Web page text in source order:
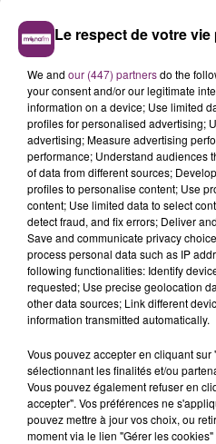
À sa sortie, Nabilla a –
retrouvé Thomas Vergara.
esca­pade en Suisse, en
jeune femme n’a
le terri­toire français. Ils y
comme Nabilla le raconte
flambé 7 000 euros en six
qu’on se fait d’un train de
excep­tion­nel, a juré la
dimanche. Ça coûte cher
Suisse. Mais aujourd’­hui, je
Toute­fois, cela coûte
J’ar­rive à vivre avec 4
ment suffi­sant. Avant, j’en
elle souve­nue. Main­te­nant,
chez le coif­feur me suffit. Je
besoin que de mon homme,
te­ment et de ma famille. »
quoi être à l’abri du besoin…
Le respect de votre
We and our (447) partnersdo the
your consent and/or our legitimate
information on a device; Use limited
profiles for personalised advertising;
advertising; Measure advertising
performance; Understand audiences
of data from different sources;
profiles to personalise content; Use
content; Use limited data to select
detect fraud, and fix errors; Deliver
Save and communicate privacy
process personal data such as IP
following functionalities: Identify
requested; Use precise geolocation
other data sources; Link different
information transmitted automatically.
Vous pouvez accepter en cliquant
sélectionnant les finalités et/ou
Vous pouvez également refuser en
accepter". Vos préférences ne
pouvez mettre à jour vos choix, ou
moment via le lien "Gérer les